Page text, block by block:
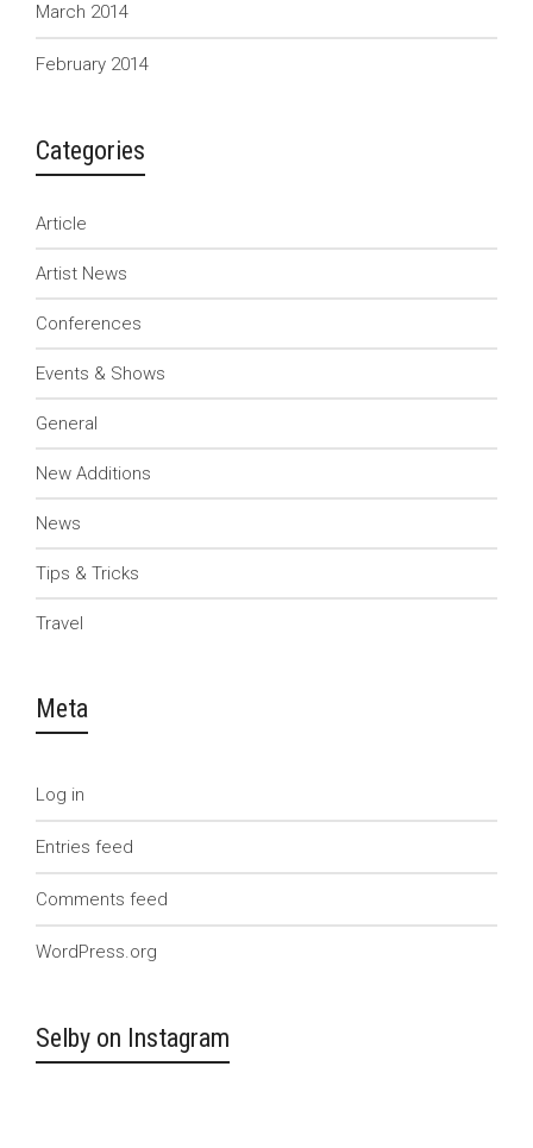
March 2014
February 2014
Categories
Article
Artist News
Conferences
Events & Shows
General
New Additions
News
Tips & Tricks
Travel
Meta
Log in
Entries feed
Comments feed
WordPress.org
Selby on Instagram